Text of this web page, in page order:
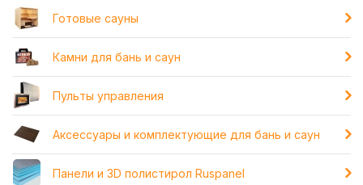
Готовые сауны
Камни для бань и саун
Пульты управления
Аксессуары и комплектующие для бань и саун
Панели и 3D полистирол Ruspanel